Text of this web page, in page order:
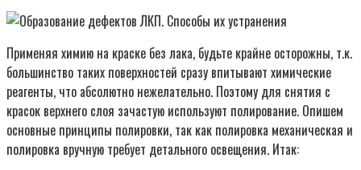
Применяя химию на краске без лака, будьте крайне осторожны, т.к.
большинство таких поверхностей сразу впитывают химические
реагенты, что абсолютно нежелательно. Поэтому для снятия с
красок верхнего слоя зачастую используют полирование. Опишем
основные принципы полировки, так как полировка механическая и
полировка вручную требует детального освещения. Итак: